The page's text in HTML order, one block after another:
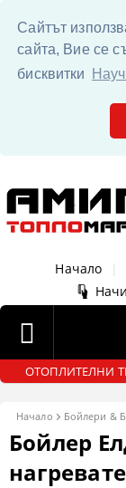
Сайтът
сайта, Вие се
бисквитки
Начало
ОТОПЛИТЕЛНИ
Начало Бойлери &
Бойлер